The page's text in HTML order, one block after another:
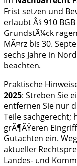
Frist setzen und
erlaubt Â§ 910
GrundstÃ¼ck
MÃ¤rz bis 30.
sechs Jahre in
beachten.
Praktische
2025: Streben Sie
entfernen Sie nur
Teile sachgerecht;
grÃ¶ÃŸeren
Gutachten ein.
aktueller
Landes- und